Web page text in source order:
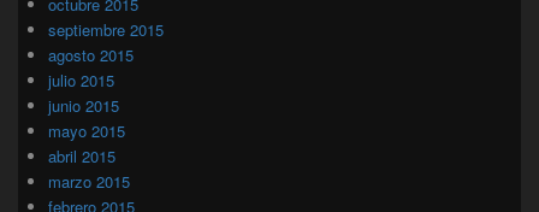
octubre 2015
septiembre 2015
agosto 2015
julio 2015
junio 2015
mayo 2015
abril 2015
marzo 2015
febrero 2015